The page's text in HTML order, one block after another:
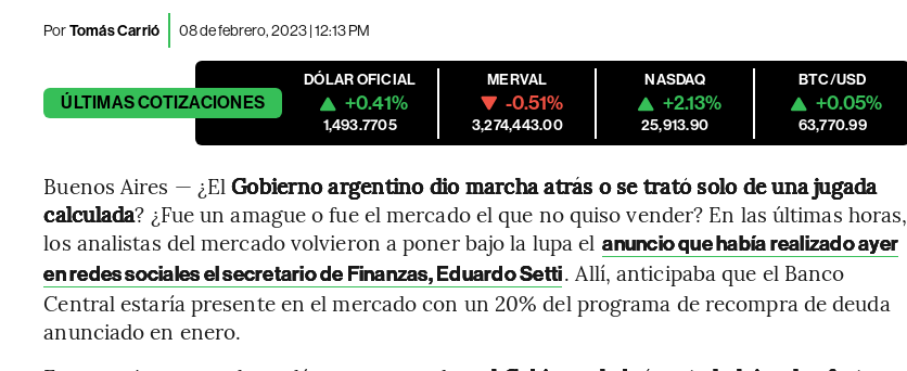
PorTomás Carrió 08 de febrero, 2023 | 12:13 PM
ÚLTIMASCOTIZACIONES
DÓLAR OFICIAL
+0.41%
1,493.7705
MERVAL
-0.51%
3,274,443.00
NASDAQ
+2.13%
25,913.90
BTC/USD
+0.05%
63,770.99
Buenos Aires — ¿ElGobierno argentino dio marcha atrás o se trató solo de una jugada
calculada? ¿Fue un amague o fue el mercado el que no quiso vender? En las últimas horas,
los analistas del mercado volvieron a poner bajo la lupa el anuncio que había realizado ayer
en redes sociales el secretario de Finanzas, Eduardo Setti. Allí, anticipaba que el Banco
Central estaría presente en el mercado con un 20% del programa de recompra de deuda
anunciado en enero.